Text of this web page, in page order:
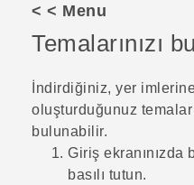
DESTEK
< < Menu
Temalarınızı
İndirdiğiniz, yer
oluşturduğunuz
bulunabilir.
Giriş ekranınızda
basılı tutun.